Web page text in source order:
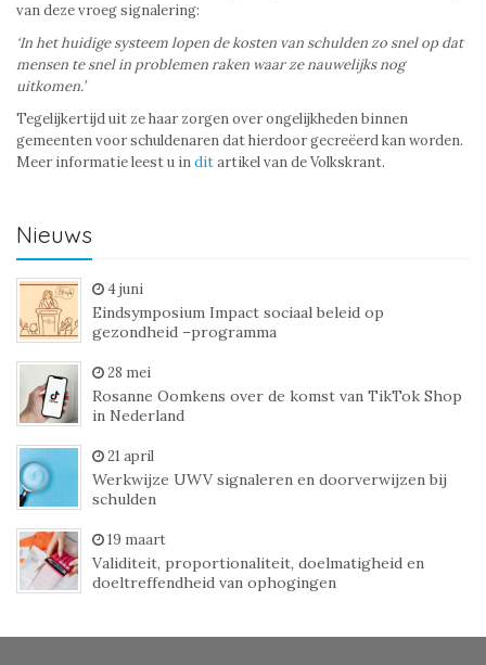
van deze vroeg signalering:
‘In het huidige systeem lopen de kosten van schulden zo snel op dat
mensen te snel in problemen raken waar ze nauwelijks nog
uitkomen.’
Tegelijkertijd uit ze haar zorgen over ongelijkheden binnen
gemeenten voor schuldenaren dat hierdoor gecreëerd kan worden.
Meer informatie leest u inditartikel van de Volkskrant.
Nieuws
4 juni
Eindsymposium Impact sociaal beleid op
gezondheid –programma
28 mei
Rosanne Oomkens over de komst van TikTok Shop
in Nederland
21 april
Werkwijze UWV signaleren en doorverwijzen bij
schulden
19 maart
Validiteit, proportionaliteit, doelmatigheid en
doeltreffendheid van ophogingen